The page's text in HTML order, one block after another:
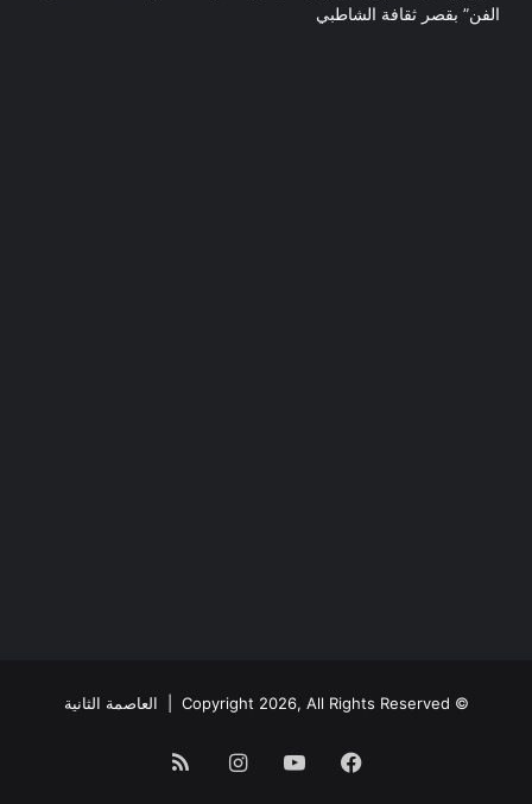
الفن” بقصر ثقافة الشاطبي
© Copyright 2026, All Rights Reserved | العاصمة الثانية
فيسبوكيوتيوبانستقرامملخص